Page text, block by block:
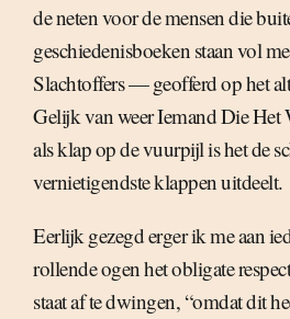
de neten voor de mensen die
geschiedenisboeken staan vol
Slachtoffers — geofferd op het
Gelijk van weer Iemand Die Het
als klap op de vuurpijl is het de
vernietigendste klappen uitdeelt.
Eerlijk gezegd erger ik me aan
rollende ogen het obligate
staat af te dwingen, “omdat dit